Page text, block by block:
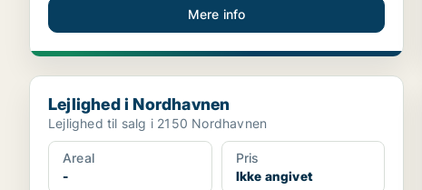
Mere info
Lejlighed i Nordhavnen
Lejlighed i Nordhavnen
Lejlighed til salg i 2150 Nordhavnen
Areal
-
Pris
Ikke angivet